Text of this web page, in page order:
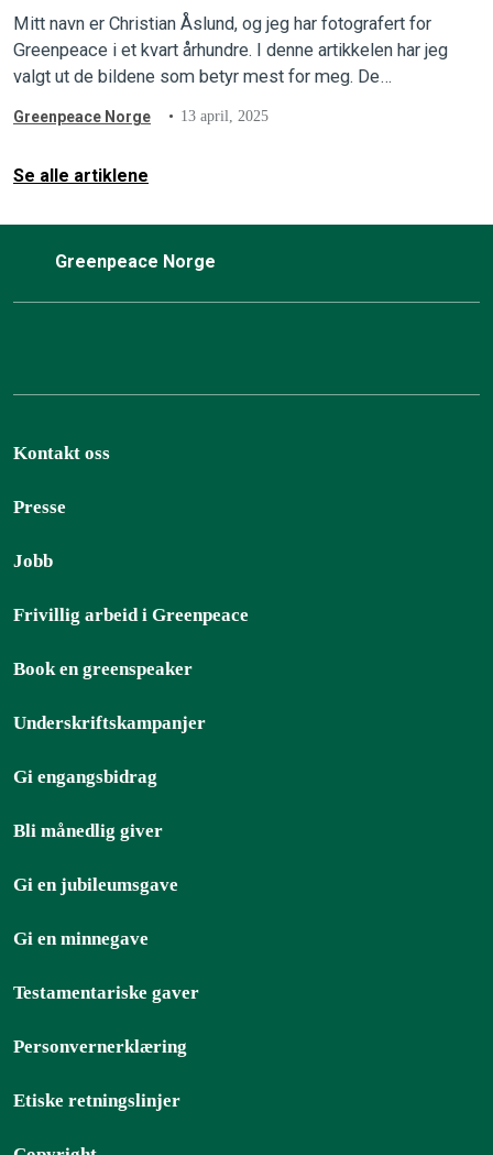
Mitt navn er Christian Åslund, og jeg har fotografert for
Greenpeace i et kvart århundre. I denne artikkelen har jeg
valgt ut de bildene som betyr mest for meg. De…
Greenpeace Norge 13 april, 2025
Se alle artiklene
Greenpeace Norge
Kontakt oss
Presse
Jobb
Frivillig arbeid i Greenpeace
Book en greenspeaker
Underskriftskampanjer
Gi engangsbidrag
Bli månedlig giver
Gi en jubileumsgave
Gi en minnegave
Testamentariske gaver
Personvernerklæring
Etiske retningslinjer